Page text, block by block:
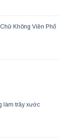
Không Viền Phổ
làm trầy xước